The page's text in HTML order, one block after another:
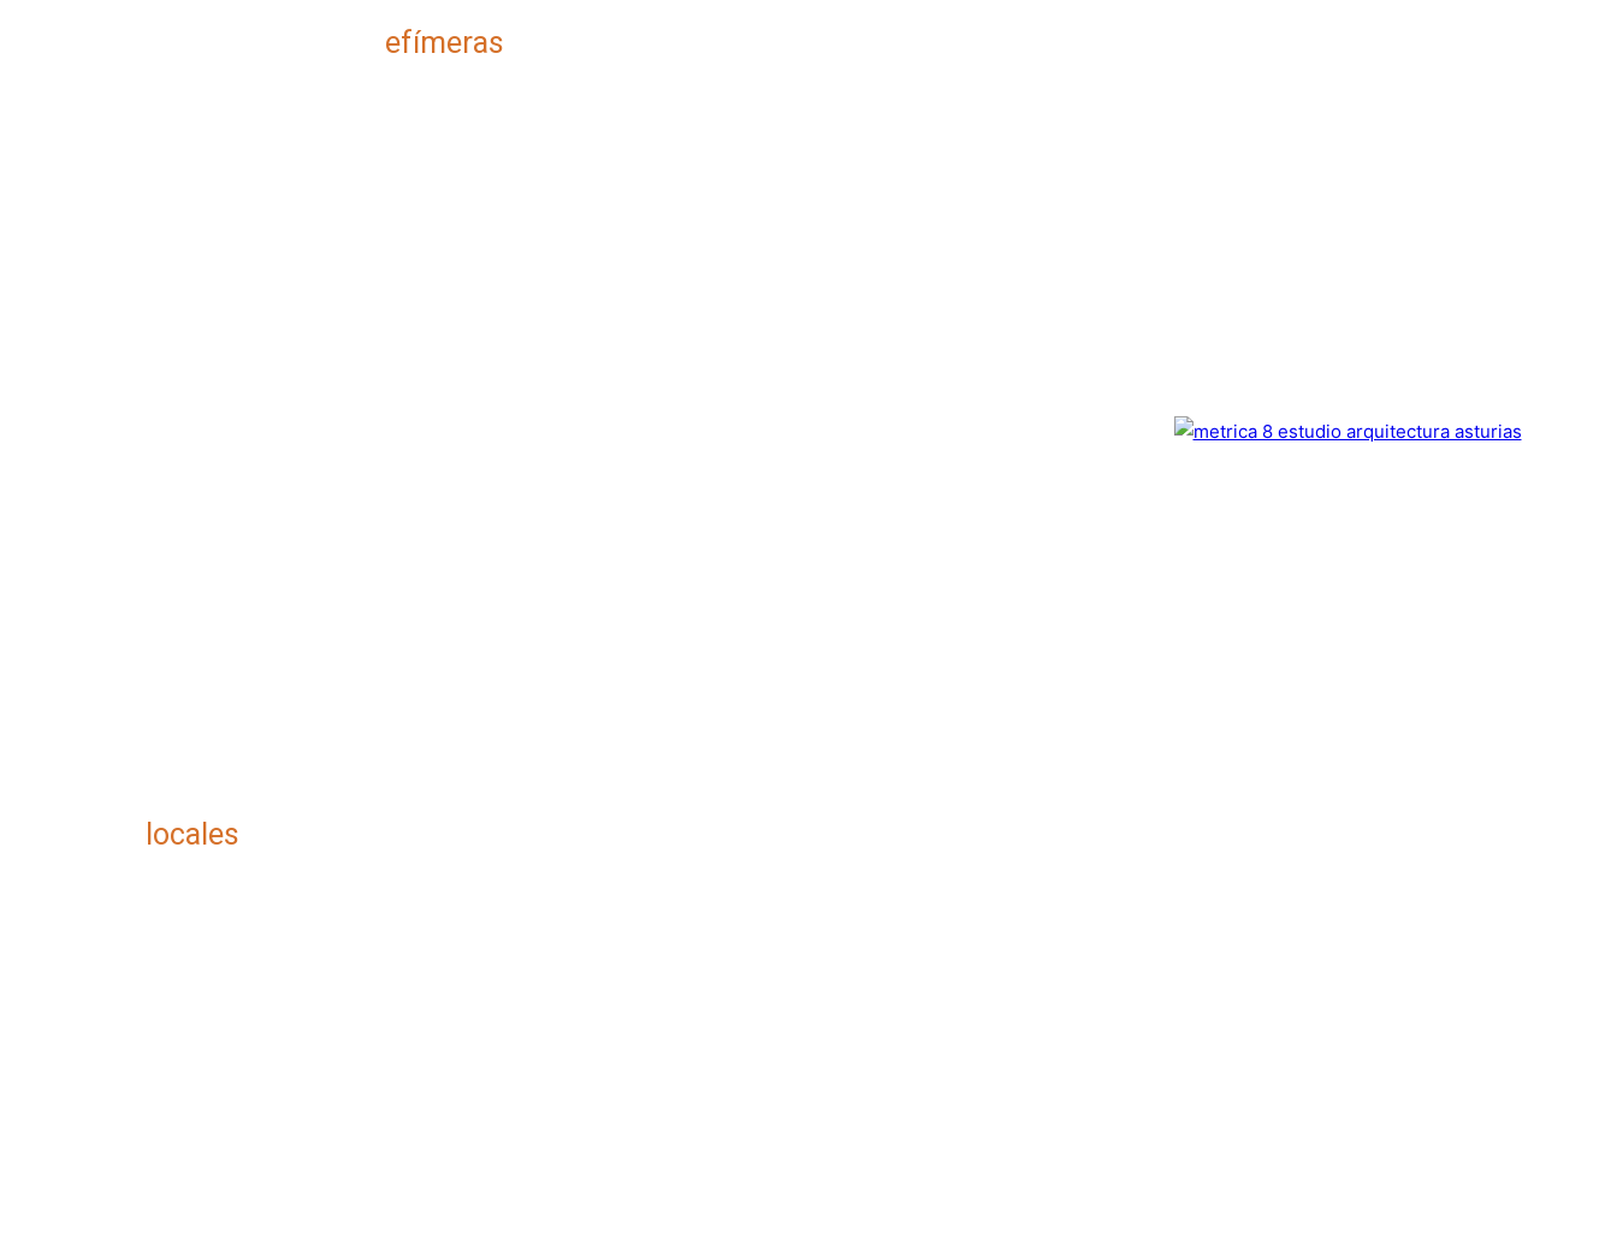
efímeras
locales